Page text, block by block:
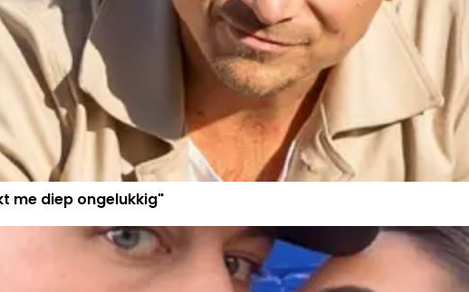
me diep ongelukkig"